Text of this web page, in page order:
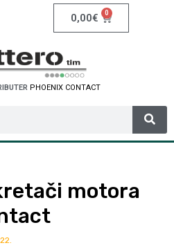
0,00€ 0
PHOENIX CONTACT
motora